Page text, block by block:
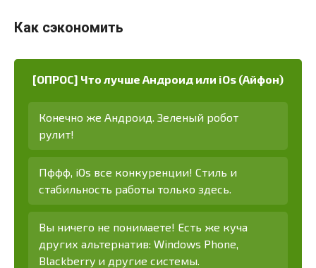
Как сэкономить
[ОПРОС] Что лучше Андроид или iOs (Айфон)
Конечно же Андроид. Зеленый робот
рулит!
Пффф, iOs все конкуренции! Стиль и
стабильность работы только здесь.
Вы ничего не понимаете! Есть же куча
других альтернатив: Windows Phone,
Blackberry и другие системы.